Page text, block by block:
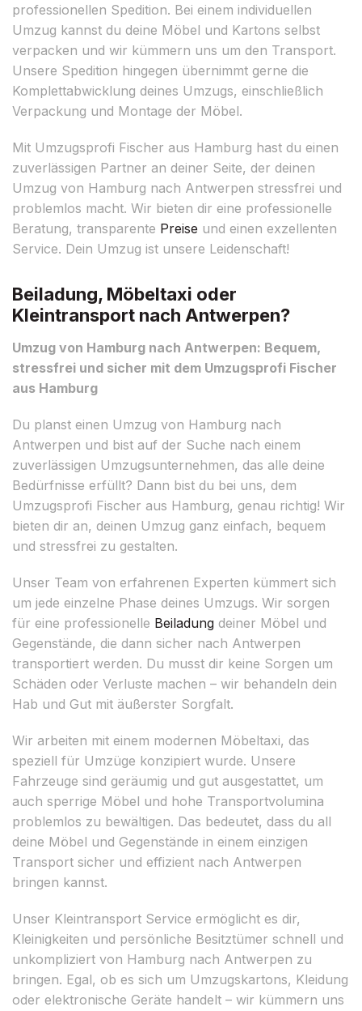
professionellen Spedition. Bei einem individuellen
Umzug kannst du deine Möbel und Kartons selbst
verpacken und wir kümmern uns um den Transport.
Unsere Spedition hingegen übernimmt gerne die
Komplettabwicklung deines Umzugs, einschließlich
Verpackung und Montage der Möbel.
Mit Umzugsprofi Fischer aus Hamburg hast du einen
zuverlässigen Partner an deiner Seite, der deinen
Umzug von Hamburg nach Antwerpen stressfrei und
problemlos macht. Wir bieten dir eine professionelle
Beratung, transparente Preise und einen exzellenten
Service. Dein Umzug ist unsere Leidenschaft!
Beiladung, Möbeltaxi oder
Kleintransport nach Antwerpen?
Umzug von Hamburg nach Antwerpen: Bequem,
stressfrei und sicher mit dem Umzugsprofi Fischer
aus Hamburg
Du planst einen Umzug von Hamburg nach
Antwerpen und bist auf der Suche nach einem
zuverlässigen Umzugsunternehmen, das alle deine
Bedürfnisse erfüllt? Dann bist du bei uns, dem
Umzugsprofi Fischer aus Hamburg, genau richtig! Wir
bieten dir an, deinen Umzug ganz einfach, bequem
und stressfrei zu gestalten.
Unser Team von erfahrenen Experten kümmert sich
um jede einzelne Phase deines Umzugs. Wir sorgen
für eine professionelle Beiladung deiner Möbel und
Gegenstände, die dann sicher nach Antwerpen
transportiert werden. Du musst dir keine Sorgen um
Schäden oder Verluste machen – wir behandeln dein
Hab und Gut mit äußerster Sorgfalt.
Wir arbeiten mit einem modernen Möbeltaxi, das
speziell für Umzüge konzipiert wurde. Unsere
Fahrzeuge sind geräumig und gut ausgestattet, um
auch sperrige Möbel und hohe Transportvolumina
problemlos zu bewältigen. Das bedeutet, dass du all
deine Möbel und Gegenstände in einem einzigen
Transport sicher und effizient nach Antwerpen
bringen kannst.
Unser Kleintransport Service ermöglicht es dir,
Kleinigkeiten und persönliche Besitztümer schnell und
unkompliziert von Hamburg nach Antwerpen zu
bringen. Egal, ob es sich um Umzugskartons, Kleidung
oder elektronische Geräte handelt – wir kümmern uns